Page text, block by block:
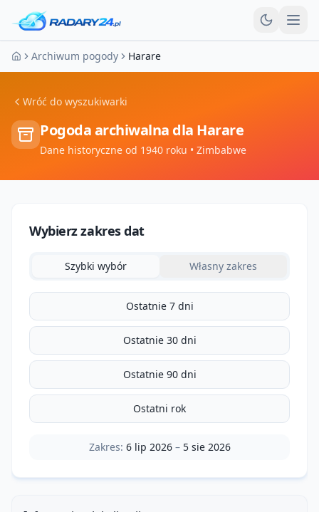
Strona główna
Archiwum pogody Harare
Wróć do wyszukiwarki
Pogoda archiwalna dla Harare
Dane historyczne od 1940 roku • Zimbabwe
Wybierz zakres dat
Szybki wybór Własny zakres
Ostatnie 7 dni
Ostatnie 30 dni
Ostatnie 90 dni
Ostatni rok
Zakres: 6 lip 2026– 5 sie 2026